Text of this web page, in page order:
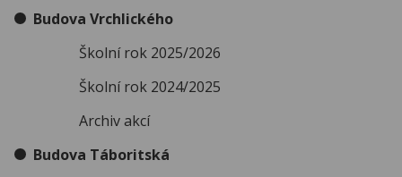
Budova Vrchlického
Školní rok 2025/2026
Školní rok 2024/2025
Archiv akcí
Budova Táboritská